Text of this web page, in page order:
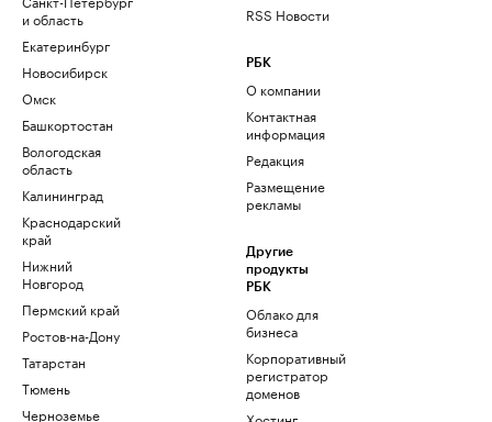
и область
Екатеринбург
Новосибирск
Омск
Башкортостан
Вологодская
область
Калининград
Краснодарский
край
Нижний
Новгород
Пермский край
Ростов-на-Дону
Татарстан
Тюмень
Черноземье
RSS Новости
РБК
О компании
Контактная
информация
Редакция
Размещение
рекламы
Другие
продукты
РБК
Облако для
бизнеса
Корпоративный
регистратор
доменов